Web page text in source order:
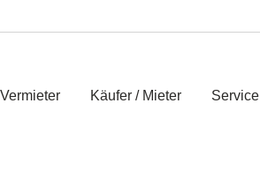
Käufer / Mieter Service